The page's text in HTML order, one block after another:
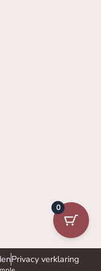
Privacy verklaring
0